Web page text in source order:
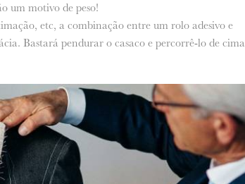
um motivo de peso!
etc, a combinação entre um rolo adesivo e
Bastará pendurar o casaco e percorrê-lo de cima